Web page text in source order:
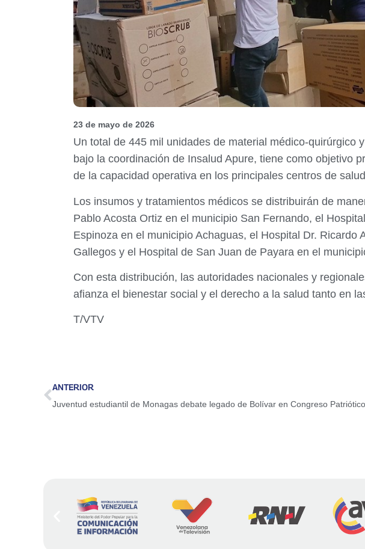
23 de mayo de 2026
Un total de 445 mil unidades de material médico-quirúrgico
bajo la coordinación de Insalud Apure, tiene como objetivo
de la capacidad operativa en los principales centros de
Los insumos y tratamientos médicos se distribuirán de
Pablo Acosta Ortiz en el municipio San Fernando, el
Espinoza en el municipio Achaguas, el Hospital Dr.
Gallegos y el Hospital de San Juan de Payara en el
Con esta distribución, las autoridades nacionales y
afianza el bienestar social y el derecho a la salud tanto en
T/VTV
ANTERIOR
Juventud estudiantil de Monagas debate legado de Bolívar en Congreso Patriótico